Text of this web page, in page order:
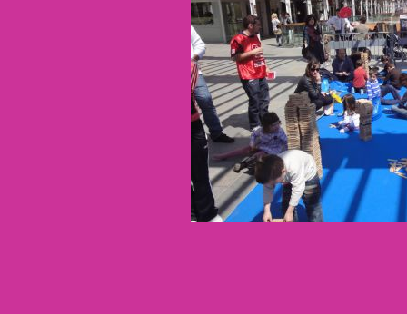
adéquate afin de
information peut être
images, vidéos,
animations Kapla en
sur l'information
bidimensionnelles que